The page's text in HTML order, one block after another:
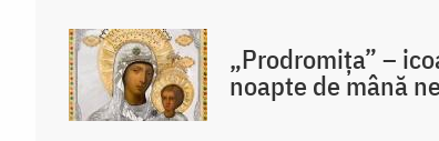
„Prodromița” –
noapte de mână